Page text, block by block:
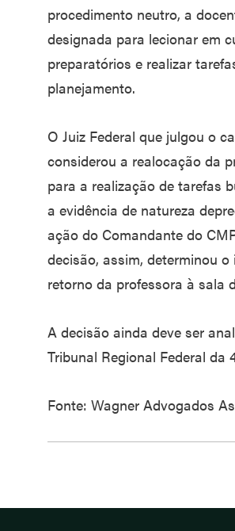
procedimento neutro, a
designada para lecionar em
preparatórios e realizar
planejamento.
O Juiz Federal que julgou o
considerou a realocação da
para a realização de tarefas
a evidência de natureza
ação do Comandante do
decisão, assim, determinou o
retorno da professora à sala
A decisão ainda deve ser
Tribunal Regional Federal da
Fonte: Wagner Advogados